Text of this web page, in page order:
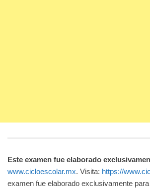
Este examen fue elaborado
www.cicloescolar.mx. Visita: https://
examen fue elaborado exclusivamente para